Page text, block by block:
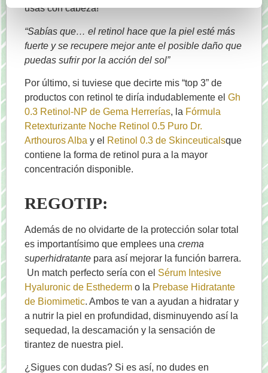
usas con cabeza!
“Sabías que… el retinol hace que la piel esté más
fuerte y se recupere mejor ante el posible daño que
puedas sufrir por la acción del sol”
Por último, si tuviese que decirte mis “top 3” de
productos con retinol te diría indudablemente el Gh
0.3 Retinol-NP de Gema Herrerías, la Fórmula
Retexturizante Noche Retinol 0.5 Puro Dr.
Arthouros Alba y el Retinol 0.3 de Skinceuticalsque
contiene la forma de retinol pura a la mayor
concentración disponible.
REGOTIP:
Además de no olvidarte de la protección solar total
es importantísimo que emplees una crema
superhidratante para así mejorar la función barrera.
Un match perfecto sería con el Sérum Intesive
Hyaluronic de Esthederm o la Prebase Hidratante
de Biomimetic. Ambos te van a ayudan a hidratar y
a nutrir la piel en profundidad, disminuyendo así la
sequedad, la descamación y la sensación de
tirantez de nuestra piel.
¿Sigues con dudas? Si es así, no dudes en